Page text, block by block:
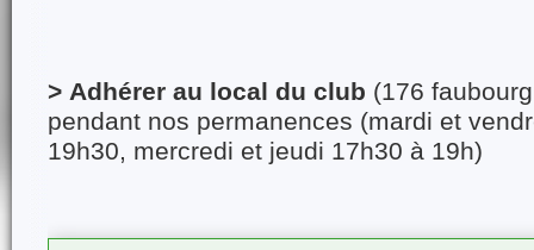
> Adhérer au local du club (176
pendant nos permanences (mardi et
19h30, mercredi et jeudi 17h30 à 19h)